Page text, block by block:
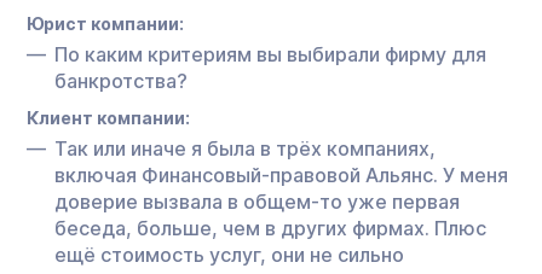
Юрист компании:
По каким критериям вы выбирали фирму для
банкротства?
Клиент компании:
Так или иначе я была в трёх компаниях,
включая Финансовый-правовой Альянс. У меня
доверие вызвала в общем-то уже первая
беседа, больше, чем в других фирмах. Плюс
ещё стоимость услуг, они не сильно